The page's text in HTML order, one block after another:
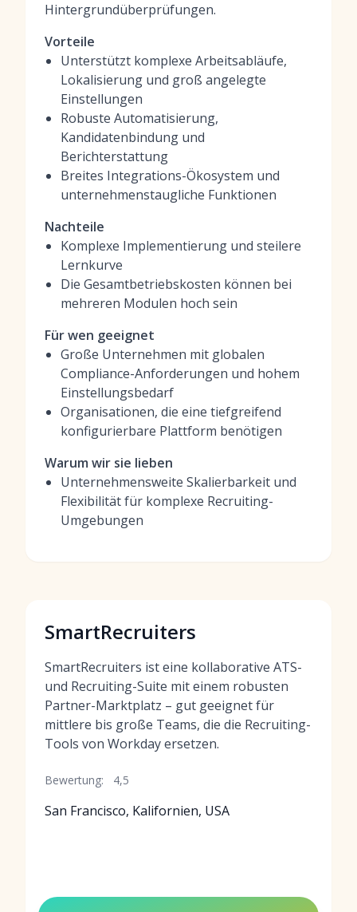
Hintergrundüberprüfungen.
Vorteile
Unterstützt komplexe Arbeitsabläufe,
Lokalisierung und groß angelegte
Einstellungen
Robuste Automatisierung,
Kandidatenbindung und
Berichterstattung
Breites Integrations-Ökosystem und
unternehmenstaugliche Funktionen
Nachteile
Komplexe Implementierung und steilere
Lernkurve
Die Gesamtbetriebskosten können bei
mehreren Modulen hoch sein
Für wen geeignet
Große Unternehmen mit globalen
Compliance-Anforderungen und hohem
Einstellungsbedarf
Organisationen, die eine tiefgreifend
konfigurierbare Plattform benötigen
Warum wir sie lieben
Unternehmensweite Skalierbarkeit und
Flexibilität für komplexe Recruiting-
Umgebungen
SmartRecruiters
SmartRecruiters ist eine kollaborative ATS-
und Recruiting-Suite mit einem robusten
Partner-Marktplatz – gut geeignet für
mittlere bis große Teams, die die Recruiting-
Tools von Workday ersetzen.
Bewertung: 4,5
San Francisco, Kalifornien, USA